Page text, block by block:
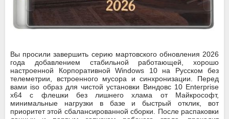
Вы просили завершить серию мартовского обновления 2026
года добавлением стабильной работающей, хорошо
настроенной Корпоративной Windows 10 на Русском без
телеметрии, встроенного мусора и синхронизации. Перед
вами iso образ для чистой установки Виндовс 10 Enterprise
x64 с флешки без лишнего хлама от Майкрософт,
минимальные нагрузки в базе и быстрый отклик, вот
приоритет этой сбалансированной сборки. После распаковки